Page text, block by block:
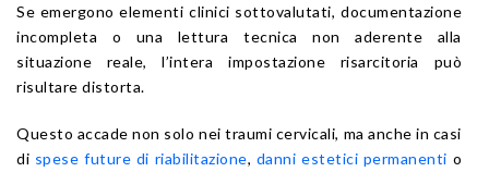
Se emergono elementi clinici sottovalutati, documentazione
incompleta o una lettura tecnica non aderente alla
situazione reale, l’intera impostazione risarcitoria può
risultare distorta.
Questo accade non solo nei traumi cervicali, ma anche in casi
di spese future di riabilitazione, danni estetici permanenti o